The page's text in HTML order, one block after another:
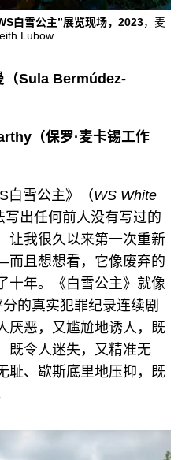
白雪公主”展览现场，2023，麦
Lubow.
（Sula Bermúdez-
（保罗·麦卡锡工作
白雪公主》（WS White
写出任何前人没有写过的
让我很久以来第一次重新
且想想看，它像废弃的
十年。《白雪公主》就像
的真实犯罪纪录连续剧
厌恶，又尴尬地诱人，既
既令人迷失，又精准无
耻、歇斯底里地压抑，既